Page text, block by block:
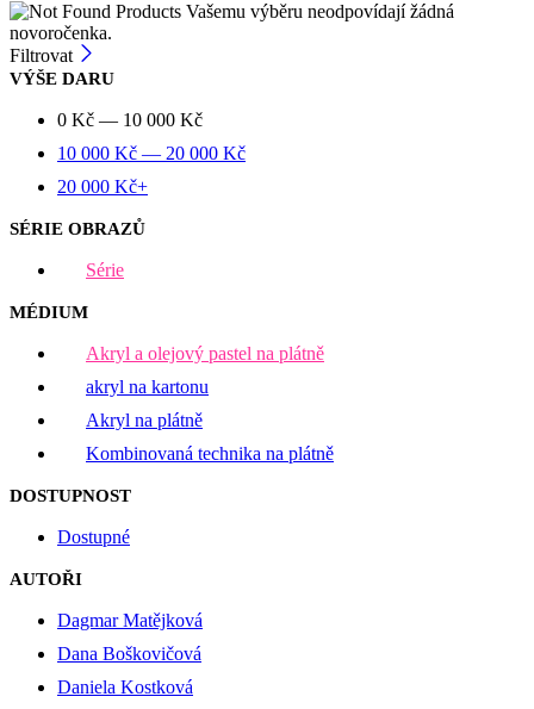
Vašemu výběru neodpovídají žádná
novoročenka.
Filtrovat
VÝŠE DARU
0 Kč — 10 000 Kč
10 000 Kč — 20 000 Kč
20 000 Kč+
SÉRIE OBRAZŮ
Série
MÉDIUM
Akryl a olejový pastel na plátně
akryl na kartonu
Akryl na plátně
Kombinovaná technika na plátně
DOSTUPNOST
Dostupné
AUTOŘI
Dagmar Matějková
Dana Boškovičová
Daniela Kostková